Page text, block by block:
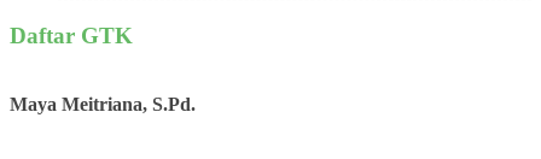
Daftar GTK
Maya Meitriana, S.Pd.